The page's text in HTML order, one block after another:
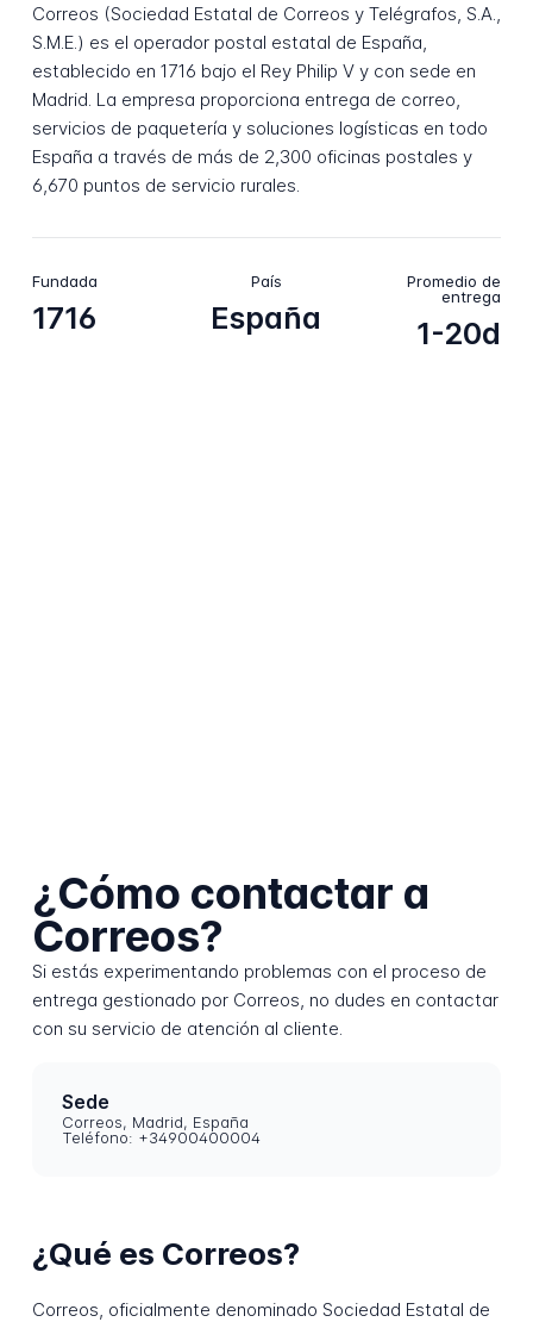
Correos (Sociedad Estatal de Correos y Telégrafos, S.A.,
S.M.E.) es el operador postal estatal de España,
establecido en 1716 bajo el Rey Philip V y con sede en
Madrid. La empresa proporciona entrega de correo,
servicios de paquetería y soluciones logísticas en todo
España a través de más de 2,300 oficinas postales y
6,670 puntos de servicio rurales.
Fundada
1716
País
España
Promedio de
entrega
1-20d
¿Cómo contactar a
Correos?
Si estás experimentando problemas con el proceso de
entrega gestionado por Correos, no dudes en contactar
con su servicio de atención al cliente.
Sede
Correos, Madrid, España
Teléfono: +34900400004
¿Qué es Correos?
Correos, oficialmente denominado Sociedad Estatal de